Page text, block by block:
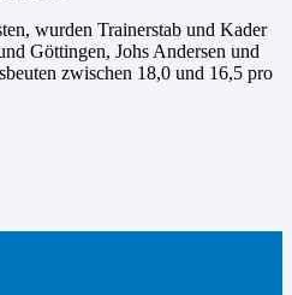
wurden Trainerstab und Kader
Göttingen, Johs Andersen und
zwischen 18,0 und 16,5 pro